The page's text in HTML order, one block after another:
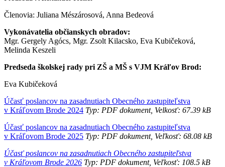
Členovia: Juliana Mészárosová, Anna Bedeová
Vykonávatelia občianskych obradov:
Mgr. Gergely Agócs, Mgr. Zsolt Kilacsko, Eva Kubičeková,
Melinda Keszeli
Predseda školskej rady pri ZŠ a MŠ s VJM Kráľov Brod:
Eva Kubičeková
Účasť poslancov na zasadnutiach Obecného zastupiteľstva
v Kráľovom Brode 2024 Typ: PDF dokument, Velkosť: 67.39 kB
Účasť poslancov na zasadnutiach Obecného zastupiteľstva
v Kráľovom Brode 2025 Typ: PDF dokument, Veľkosť: 68.08 kB
Účasť poslancov na zasadnutiach Obecného zastupiteľstva
v Kráľovom Brode 2026 Typ: PDF dokument, Veľkosť: 108.5 kB